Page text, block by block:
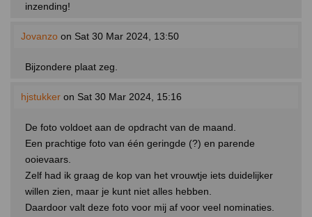
inzending!
Jovanzo on Sat 30 Mar 2024, 13:50
Bijzondere plaat zeg.
hjstukker on Sat 30 Mar 2024, 15:16
De foto voldoet aan de opdracht van de maand.
Een prachtige foto van één geringde (?) en parende
ooievaars.
Zelf had ik graag de kop van het vrouwtje iets duidelijker
willen zien, maar je kunt niet alles hebben.
Daardoor valt deze foto voor mij af voor veel nominaties.